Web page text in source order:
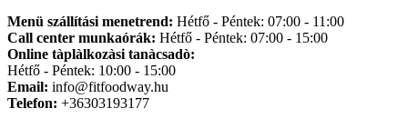
Menü szállítási menetrend: Hétfő - Péntek: 07:00 - 11:00
Call center munkaórák: Hétfő - Péntek: 07:00 - 15:00
Online tàplàlkozàsi tanàcsadò:
Hétfő - Péntek: 10:00 - 15:00
Email: info@fitfoodway.hu
Telefon: +36303193177